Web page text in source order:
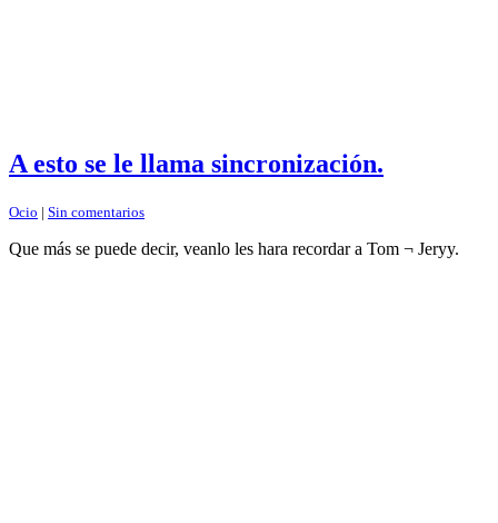
A esto se le llama sincronización.
Ocio | Sin comentarios
Que más se puede decir, veanlo les hara recordar a Tom ¬ Jeryy.